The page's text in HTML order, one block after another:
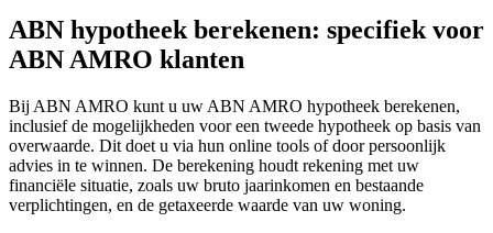
ABN hypotheek berekenen: specifiek voor
ABN AMRO klanten
Bij ABN AMRO kunt u uw ABN AMRO hypotheek berekenen,
inclusief de mogelijkheden voor een tweede hypotheek op basis van
overwaarde. Dit doet u via hun online tools of door persoonlijk
advies in te winnen. De berekening houdt rekening met uw
financiële situatie, zoals uw bruto jaarinkomen en bestaande
verplichtingen, en de getaxeerde waarde van uw woning.